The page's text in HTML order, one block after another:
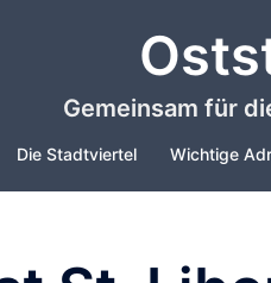
Gemeinsam für
Die Stadtviertel Wichtige